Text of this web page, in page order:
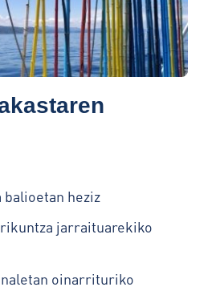
heziz
jarraituarekiko
oinarrituriko